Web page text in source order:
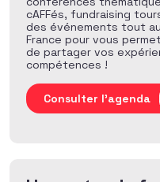
cAFFés, fundraising
des événements tout
France pour vous
de partager vos
compétences !
Consulter l'agenda